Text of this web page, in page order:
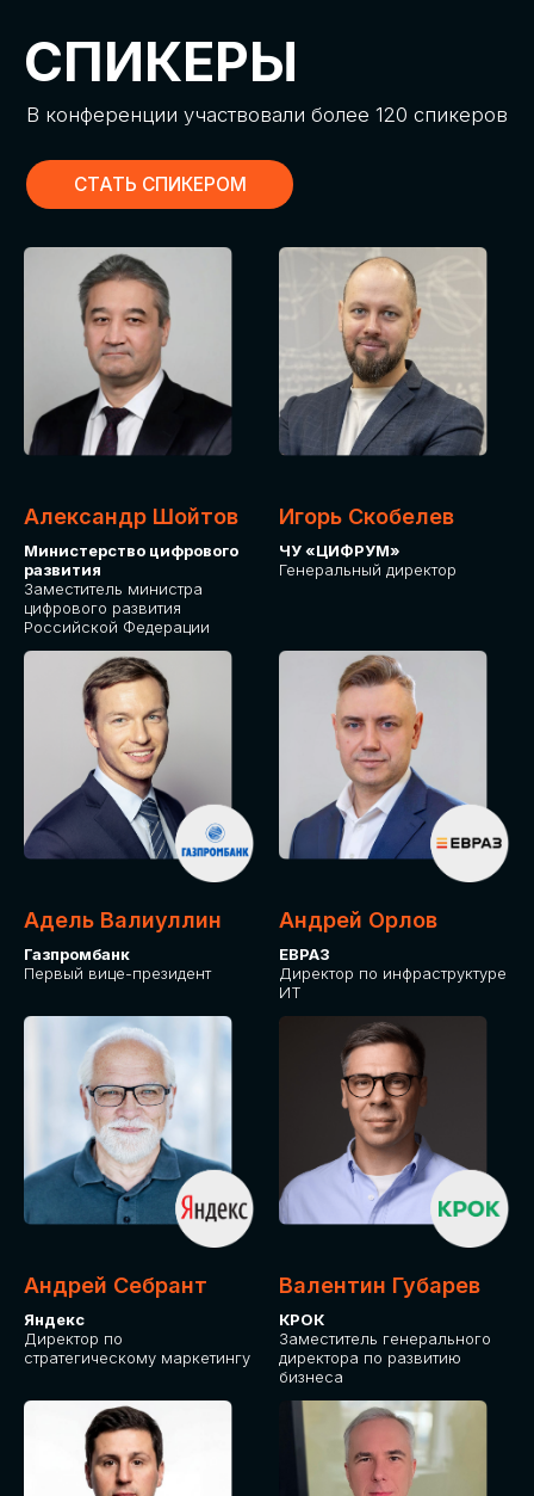
Александр Шойтов
Министерство цифрового
развития
Заместитель министра
цифрового развития
Российской Федерации
Игорь Скобелев
ЧУ «ЦИФРУМ»
Генеральный директор
Адель Валиуллин
Газпромбанк
Первый вице-президент
Андрей Орлов
ЕВРАЗ
Директор по инфраструктуре
ИТ
Андрей Себрант
Яндекс
Директор по
стратегическому маркетингу
Валентин Губарев
КРОК
Заместитель генерального
директора по развитию
бизнеса